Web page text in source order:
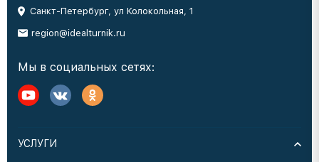
Санкт-Петербург, ул Колокольная, 1
region@idealturnik.ru
Мы в социальных сетях:
УСЛУГИ